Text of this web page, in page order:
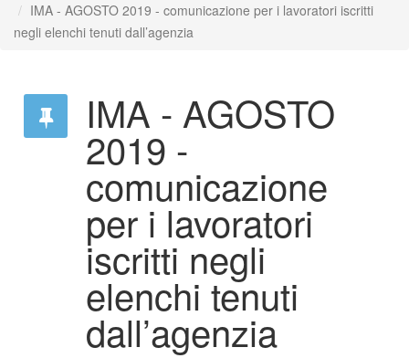
IMA - AGOSTO 2019 - comunicazione per i lavoratori iscritti
negli elenchi tenuti dall’agenzia
IMA - AGOSTO
2019 -
comunicazione
per i lavoratori
iscritti negli
elenchi tenuti
dall’agenzia